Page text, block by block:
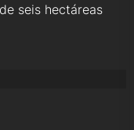
seis hectáreas